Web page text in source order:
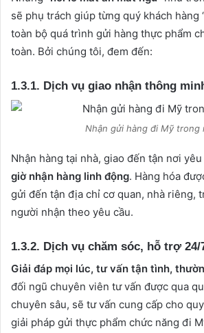
sẽ phụ trách giúp từng quý khách hàng
toàn bộ quá trình gửi hàng thực phẩm
toàn. Bởi chúng tôi, đem đến:
1.3.1. Dịch vụ giao nhận thông
Nhận gửi hàng đi Mỹ trong
Nhận hàng tại nhà, giao đến tận nơi yêu
giờ nhận hàng linh động. Hàng hóa
gửi đến tận địa chỉ cơ quan, nhà riêng,
người nhận theo yêu cầu.
1.3.2. Dịch vụ chăm sóc, hỗ trợ 24/
Giải đáp mọi lúc, tư vấn tận tình,
đối ngũ chuyên viên tư vấn được qua
chuyên sâu, sẽ tư vấn cung cấp cho
giải pháp gửi thực phẩm chức năng đi